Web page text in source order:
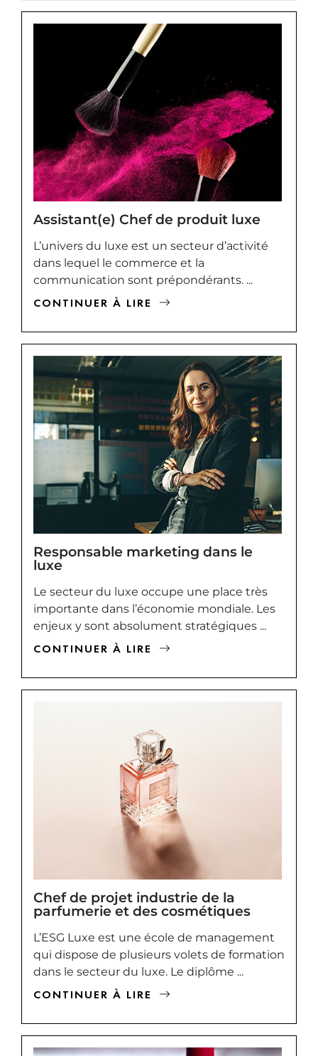
Assistant(e) Chef de produit luxe
L’univers du luxe est un secteur d’activité
dans lequel le commerce et la
communication sont prépondérants. ...
CONTINUER À LIRE
Responsable marketing dans le
luxe
Le secteur du luxe occupe une place très
importante dans l’économie mondiale. Les
enjeux y sont absolument stratégiques ...
CONTINUER À LIRE
Chef de projet industrie de la
parfumerie et des cosmétiques
L’ESG Luxe est une école de management
qui dispose de plusieurs volets de formation
dans le secteur du luxe. Le diplôme ...
CONTINUER À LIRE